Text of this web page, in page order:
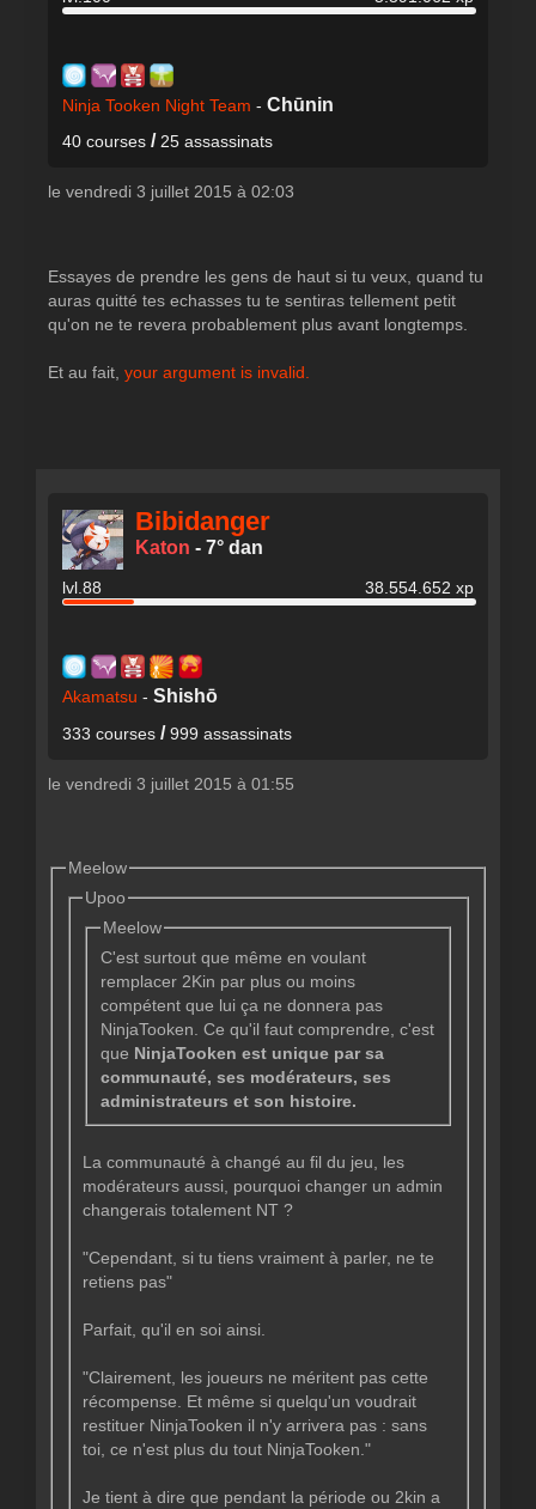
Ninja Tooken Night Team - Chūnin
40 courses / 25 assassinats
le vendredi 3 juillet 2015 à 02:03
Essayes de prendre les gens de haut si tu veux, quand tu
auras quitté tes echasses tu te sentiras tellement petit
qu'on ne te revera probablement plus avant longtemps.
Et au fait, your argument is invalid.
Bibidanger
Katon - 7° dan
lvl.88 38.554.652 xp
Akamatsu - Shishō
333 courses /999 assassinats
le vendredi 3 juillet 2015 à 01:55
Meelow
Upoo
Meelow
C'est surtout que même en voulant
remplacer 2Kin par plus ou moins
compétent que lui ça ne donnera pas
NinjaTooken. Ce qu'il faut comprendre, c'est
que NinjaTooken est unique par sa
communauté, ses modérateurs, ses
administrateurs et son histoire.
La communauté à changé au fil du jeu, les
modérateurs aussi, pourquoi changer un admin
changerais totalement NT ?
"Cependant, si tu tiens vraiment à parler, ne te
retiens pas"
Parfait, qu'il en soi ainsi.
"Clairement, les joueurs ne méritent pas cette
récompense. Et même si quelqu'un voudrait
restituer NinjaTooken il n'y arrivera pas : sans
toi, ce n'est plus du tout NinjaTooken."
Je tient à dire que pendant la période ou 2kin a